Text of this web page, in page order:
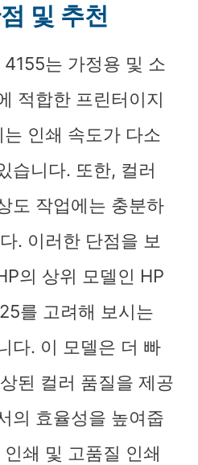
및 추천
는 가정용 및 소
적합한 프린터이지
인쇄 속도가 다소
습니다. 또한, 컬러
도 작업에는 충분하
. 이러한 단점을 보
의 상위 모델인 HP
를 고려해 보시는
다. 이 모델은 더 빠
된 컬러 품질을 제공
의 효율성을 높여줍
쇄 및 고품질 인쇄